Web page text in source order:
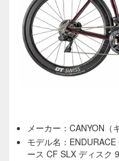
メーカー：CANYON（
モデル名：
ース CF SLX ディスク